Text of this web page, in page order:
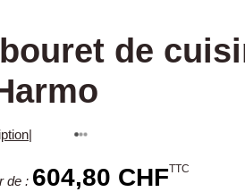
de
|
de : 604,80 CHFTTC